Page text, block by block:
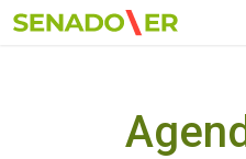
Ir al menú principal